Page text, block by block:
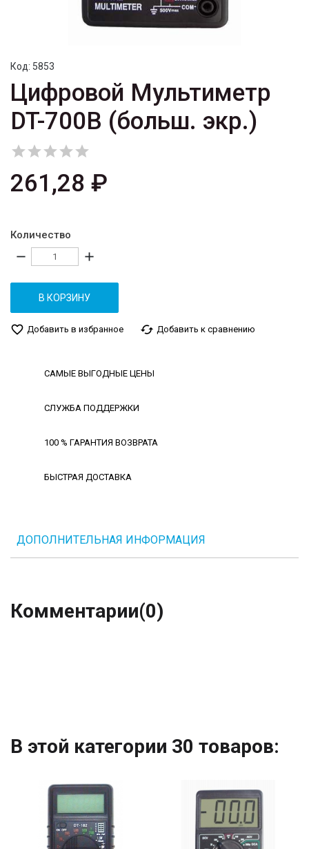
Код: 5853
Цифровой Мультиметр
DT-700B (больш. экр.)

261,28 ₽
Количество
remove add
В КОРЗИНУ
favorite_border Добавить в избранное cached Добавить к сравнению
САМЫЕ ВЫГОДНЫЕ ЦЕНЫ
СЛУЖБА ПОДДЕРЖКИ
100 % ГАРАНТИЯ ВОЗВРАТА
БЫСТРАЯ ДОСТАВКА
ДОПОЛНИТЕЛЬНАЯ ИНФОРМАЦИЯ
Комментарии(0)
В этой категории 30 товаров: